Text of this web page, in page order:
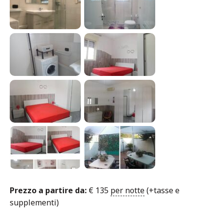
Prezzo a partire da: € 135 per notte(+tasse e
supplementi)